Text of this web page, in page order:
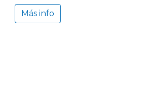
Más info